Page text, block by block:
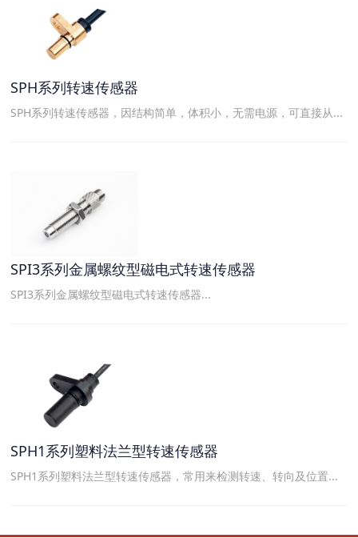
SPH系列转速传感器
SPH系列转速传感器，因结构简单，体积小，无需电源，可直接从...
SPI3系列金属螺纹型磁电式转速传感器
SPI3系列金属螺纹型磁电式转速传感器...
SPH1系列塑料法兰型转速传感器
SPH1系列塑料法兰型转速传感器，常用来检测转速、转向及位置...